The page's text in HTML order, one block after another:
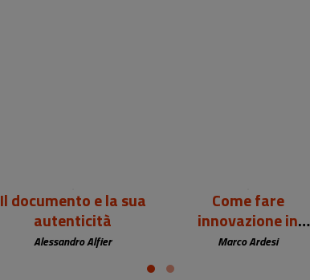
Il documento e la sua
autenticità
Alessandro Alfier
Come fare
innovazione in
biblioteca
Marco Ardesi